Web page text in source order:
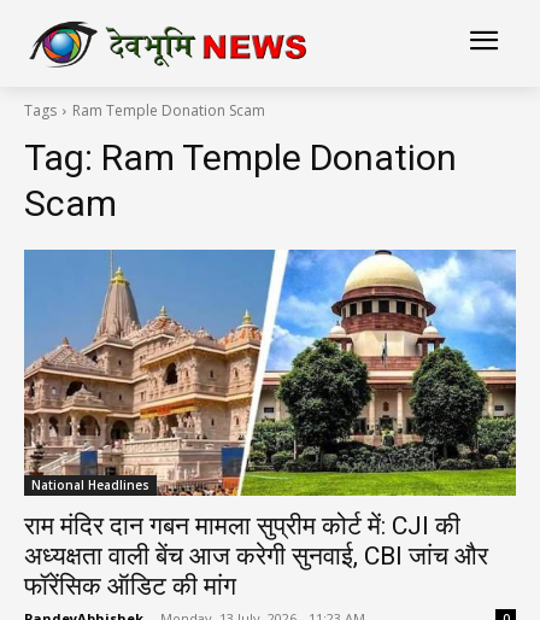
Tags Ram Temple Donation Scam
Tag: Ram Temple Donation
Scam
National Headlines
राम मंदिर दान गबन मामला सुप्रीम कोर्ट में: CJI की
अध्यक्षता वाली बेंच आज करेगी सुनवाई, CBI जांच और
फॉरेंसिक ऑडिट की मांग